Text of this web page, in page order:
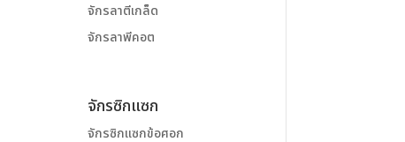
จักรลาตีเกล็ด
จักรลาพีคอต
จักรซิกแซก
จักรซิกแซกข้อศอก